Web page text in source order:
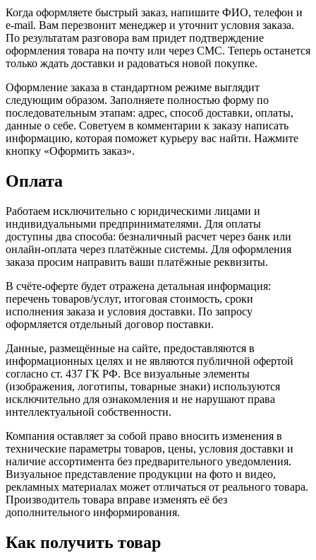
Когда оформляете быстрый заказ, напишите ФИО, телефон и
e-mail. Вам перезвонит менеджер и уточнит условия заказа.
По результатам разговора вам придет подтверждение
оформления товара на почту или через СМС. Теперь останется
только ждать доставки и радоваться новой покупке.
Оформление заказа в стандартном режиме выглядит
следующим образом. Заполняете полностью форму по
последовательным этапам: адрес, способ доставки, оплаты,
данные о себе. Советуем в комментарии к заказу написать
информацию, которая поможет курьеру вас найти. Нажмите
кнопку «Оформить заказ».
Оплата
Работаем исключительно с юридическими лицами и
индивидуальными предпринимателями. Для оплаты
доступны два способа: безналичный расчет через банк или
онлайн-оплата через платёжные системы. Для оформления
заказа просим направить ваши платёжные реквизиты.
В счёте-оферте будет отражена детальная информация:
перечень товаров/услуг, итоговая стоимость, сроки
исполнения заказа и условия доставки. По запросу
оформляется отдельный договор поставки.
Данные, размещённые на сайте, предоставляются в
информационных целях и не являются публичной офертой
согласно ст. 437 ГК РФ. Все визуальные элементы
(изображения, логотипы, товарные знаки) используются
исключительно для ознакомления и не нарушают права
интеллектуальной собственности.
Компания оставляет за собой право вносить изменения в
технические параметры товаров, цены, условия доставки и
наличие ассортимента без предварительного уведомления.
Визуальное представление продукции на фото и видео,
рекламных материалах может отличаться от реального товара.
Производитель товара вправе изменять её без
дополнительного информирования.
Как получить товар